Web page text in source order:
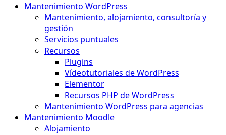
Mantenimiento WordPress
Mantenimiento, alojamiento, consultoría y
gestión
Servicios puntuales
Recursos
Plugins
Vídeotutoriales de WordPress
Elementor
Recursos PHP de WordPress
Mantenimiento WordPress para agencias
Mantenimiento Moodle
Alojamiento